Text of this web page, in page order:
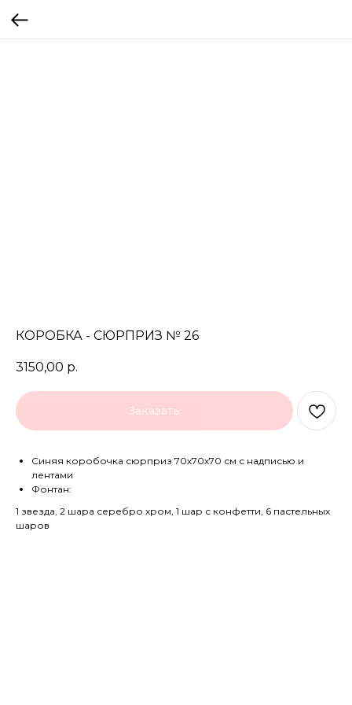
КОРОБКА - СЮРПРИЗ № 26
3150,00 р.
Заказать
Синяя коробочка сюрприз 70х70х70 см с надписью и
лентами
Фонтан:
1 звезда, 2 шара серебро хром, 1 шар с конфетти, 6 пастельных
шаров